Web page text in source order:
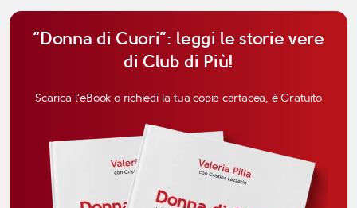
“Donna di Cuori”: leggi le storie vere
di Club di Più!
Scarica l’eBook o richiedi la tua copia cartacea, è Gratuito